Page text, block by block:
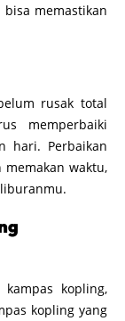
memastikan
rusak total
memperbaiki
hari. Perbaikan
waktu,
kopling,
kopling yang